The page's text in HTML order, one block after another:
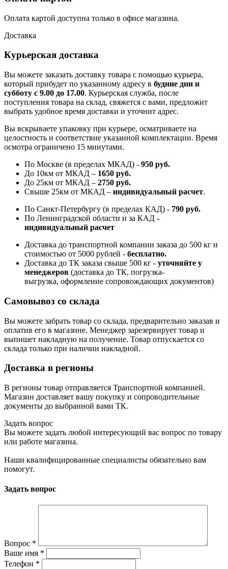
Оплата картой доступна только в офисе магазина.
Доставка
Курьерская доставка
Вы можете заказать доставку товара с помощью курьера,
который прибудет по указанному адресу в будние дни и
субботу с 9.00 до 17.00. Курьерская служба, после
поступления товара на склад, свяжется с вами, предложит
выбрать удобное время доставки и уточнит адрес.
Вы вскрываете упаковку при курьере, осматриваете на
целостность и соответствие указанной комплектации. Время
осмотра ограничено 15 минутами.
По Москве (в пределах МКАД) - 950 руб.
До 10км от МКАД – 1650 руб.
До 25км от МКАД – 2750 руб.
Свыше 25км от МКАД – индивидуальный расчет.
По Санкт-Петербургу (в пределах КАД) - 790 руб.
По Ленинградской области и за КАД -
индивидуальный расчет
Доставка до транспортной компании заказа до 500 кг и
стоимостью от 5000 рублей - бесплатно.
Доставка до ТК заказа свыше 500 кг - уточняйте у
менеджеров (доставка до ТК, погрузка-
выгрузка, оформление сопровождающих документов)
Самовывоз со склада
Вы можете забрать товар со склада, предварительно заказав и
оплатив его в магазине. Менеджер зарезервирует товар и
выпишет накладную на получение. Товар отпускается со
склада только при наличии накладной.
Доставка в регионы
В регионы товар отправляется Транспортной компанией.
Магазин доставляет вашу покупку и сопроводительные
документы до выбранной вами ТК.
Задать вопрос
Вы можете задать любой интересующий вас вопрос по товару
или работе магазина.
Наши квалифицированные специалисты обязательно вам
помогут.
Задать вопрос
Вопрос *
Ваше имя *
Телефон *